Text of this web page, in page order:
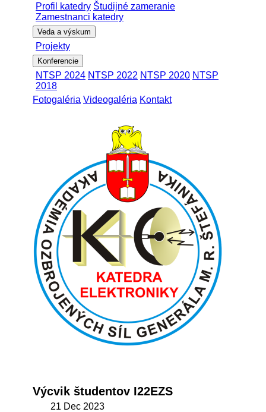
Profil katedry Študijné zameranie
Zamestnanci katedry
Veda a výskum
Projekty
Konferencie
NTSP 2024 NTSP 2022 NTSP 2020 NTSP
2018
Fotogaléria Videogaléria Kontakt
Výcvik študentov I22EZS
21 Dec 2023